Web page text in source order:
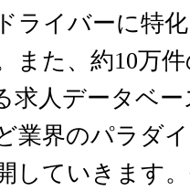
ライバーに特
また、約10万
求人データベ
業界のパラダ
していきます